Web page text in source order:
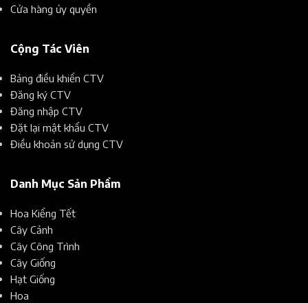
Cửa hàng ủy quyền
Cộng Tác Viên
Bảng điều khiển CTV
Đăng ký CTV
Đăng nhập CTV
Đặt lại mật khẩu CTV
Điều khoản sử dụng CTV
Danh Mục Sản Phẩm
Hoa Kiểng Tết
Cây Cảnh
Cây Công Trình
Cây Giống
Hạt Giống
Hoa